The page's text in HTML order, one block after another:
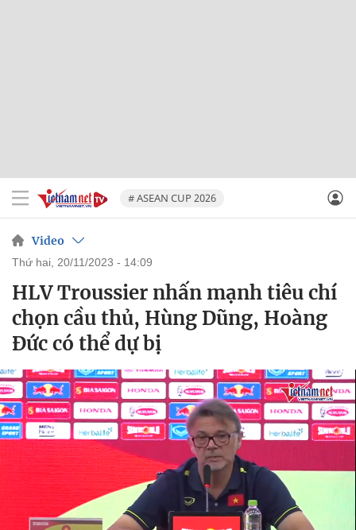
# ASEAN CUP 2026
Video
thứ hai, 20/11/2023 - 14:09
HLV Troussier nhấn mạnh tiêu chí
chọn cầu thủ, Hùng Dũng, Hoàng
Đức có thể dự bị